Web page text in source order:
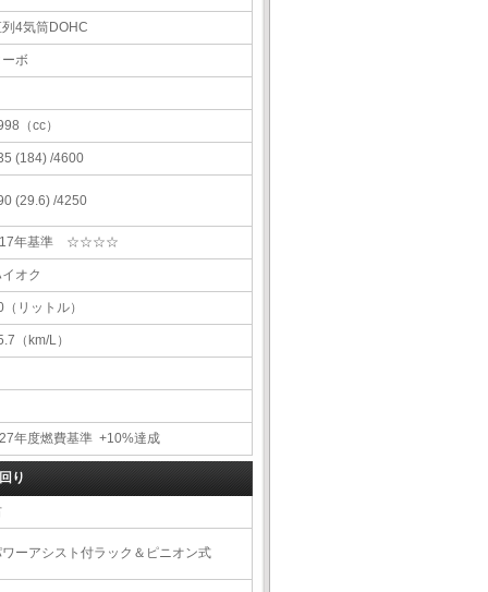
4気筒DOHC
ーボ
（cc）
(184) /4600
(29.6) /4250
年基準 ☆☆☆☆
オク
（リットル）
（km/L）
年度燃費基準 +10%達成
り
ーアシスト付ラック＆ピニオン式